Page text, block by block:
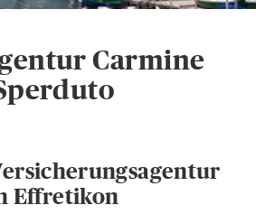
Carmine
Effretikon